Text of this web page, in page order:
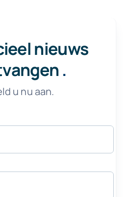
nieuws
.
u nu aan.